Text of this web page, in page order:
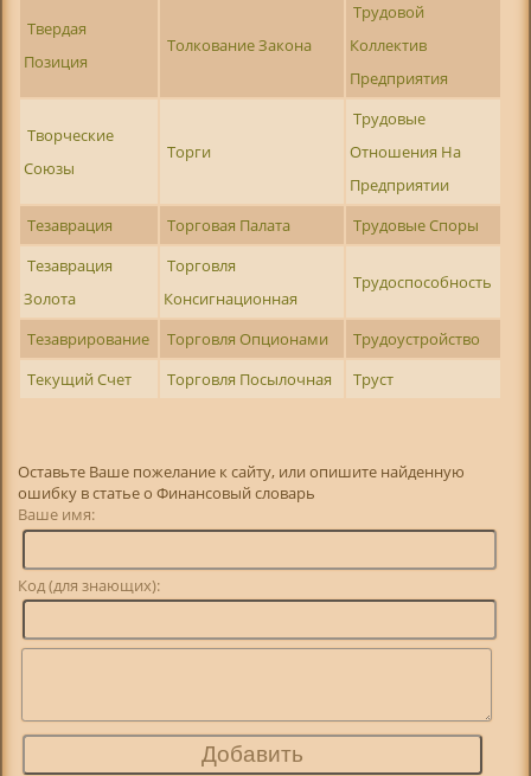
Твердая
Позиция
Толкование Закона
Трудовой
Коллектив
Предприятия
Творческие
Союзы
Торги
Трудовые
Отношения На
Предприятии
Тезаврация
Торговая Палата
Трудовые Споры
Тезаврация
Золота
Торговля
Консигнационная
Трудоспособность
Тезаврирование Торговля Опционами
Трудоустройство
Текущий Счет
Торговля Посылочная Труст
Оставьте Ваше пожелание к сайту, или опишите найденную
ошибку в статье о Финансовый словарь
Ваше имя:
Код (для знающих):